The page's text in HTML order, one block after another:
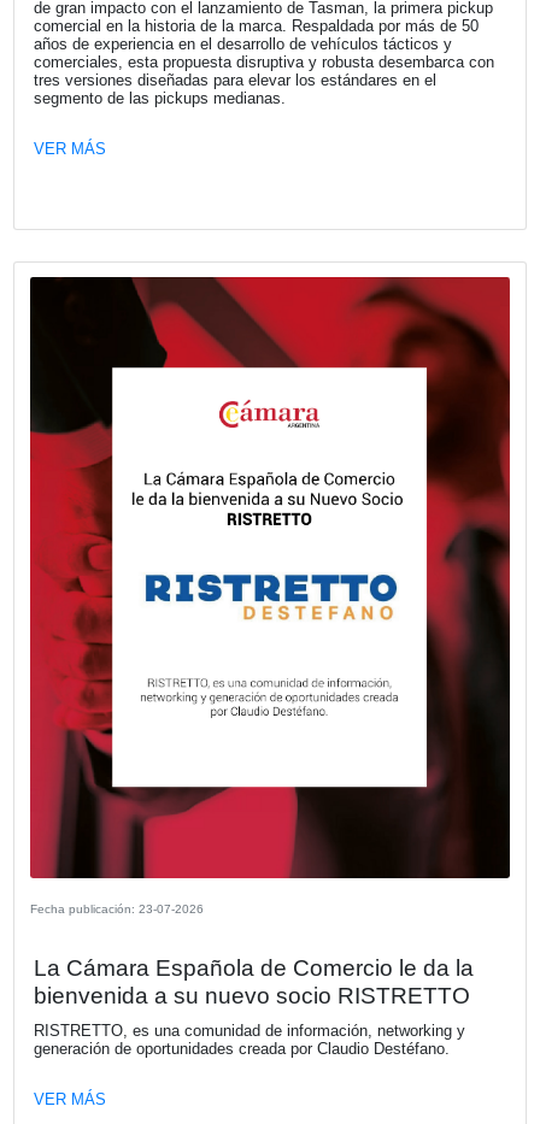
Fecha publicación: 27-07-2026
Naturgy Argentina presentó su
hacia 2027
Naturgy Argentina presentó su Informe de Sostenibilidad
establece la hoja de ruta del Plan de Sostenibilidad
alineado con el propósito de transformar el mundo a
energía segura, confiable y sostenible.
Explorá una nueva dimensión: Kia
desembarca en Argentina
Kia Argentina, bajo la representación local de Astara,
de gran impacto con el lanzamiento de Tasman, la
comercial en la historia de la marca. Respaldada por
comerciales, esta propuesta disruptiva y robusta
tres versiones diseñadas para elevar los estándares en el